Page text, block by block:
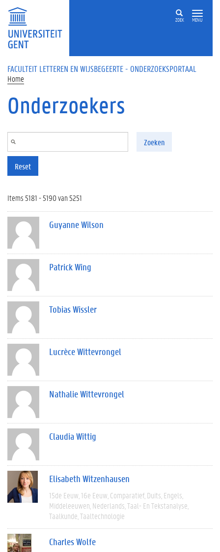
Overslaan en naar de inhoud gaan
ZOEK MENU
FACULTEIT LETTEREN EN WIJSBEGEERTE - ONDERZOEKSPORTAAL
Home
Onderzoekers
Zoeken
Reset
Items 5181 - 5190 van 5251
Guyanne Wilson
Patrick Wing
Tobias Wissler
Lucrèce Wittevrongel
Nathalie Wittevrongel
Claudia Wittig
Elisabeth Witzenhausen
15de Eeuw 16e Eeuw Comparatief Duits Engels
Middeleeuwen Nederlands Taal- En Tekstanalyse
Taalkunde Taaltechnologie
Charles Wolfe